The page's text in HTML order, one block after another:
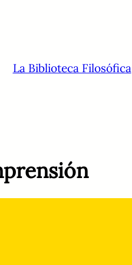
La Biblioteca Filosófica